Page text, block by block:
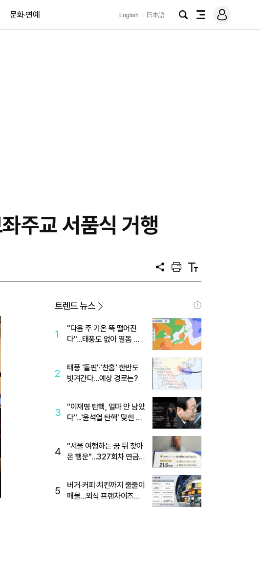
문화·연예 English 日本語
검
전
메
그
주교 서품식 거행
공
프
트
텍
트
트렌드 뉴스
1
"다음 주 기온 뚝 떨어진
다"…태풍도 없이 열돔 박
2
태풍 '돌핀'·'찬홈' 한반도
빗겨간다…예상 경로는?
3
"이재명 탄핵, 얼마 안 남았
다"...'윤석열 탄핵' 맞힌 무
4
"서울 여행하는 꿈 뒤 찾아
온 행운"…327회차 연금
5
버거·커피·치킨까지 줄줄이
매물…외식 프랜차이즈